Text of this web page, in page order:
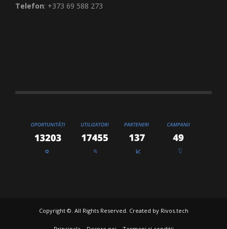
Telefon: +373 69 588 273
Copyright ©. All Rights Reserved. Created by Rivos.tech